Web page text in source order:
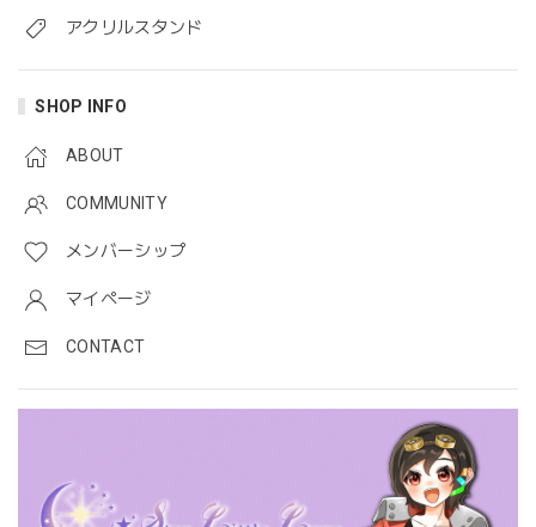
アクリルスタンド
SHOP INFO
ABOUT
COMMUNITY
メンバーシップ
マイページ
CONTACT